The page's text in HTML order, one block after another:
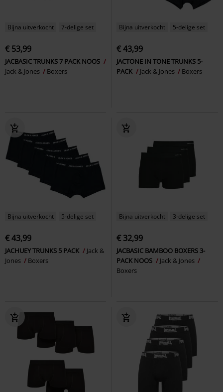
Bijna uitverkocht 7-delige set
€ 53,99
JACBASIC TRUNKS 7 PACK NOOS
Jack & Jones
Boxers
Bijna uitverkocht 5-delige set
€ 43,99
JACTONE IN TONE TRUNKS 5-
PACK
Jack & Jones Boxers
Bijna uitverkocht 5-delige set
€ 43,99
JACHUEY TRUNKS 5 PACK
Jack &
Jones
Boxers
Bijna uitverkocht 3-delige set
€ 32,99
JACBASIC BAMBOO BOXERS 3-
PACK NOOS
Jack & Jones
Boxers